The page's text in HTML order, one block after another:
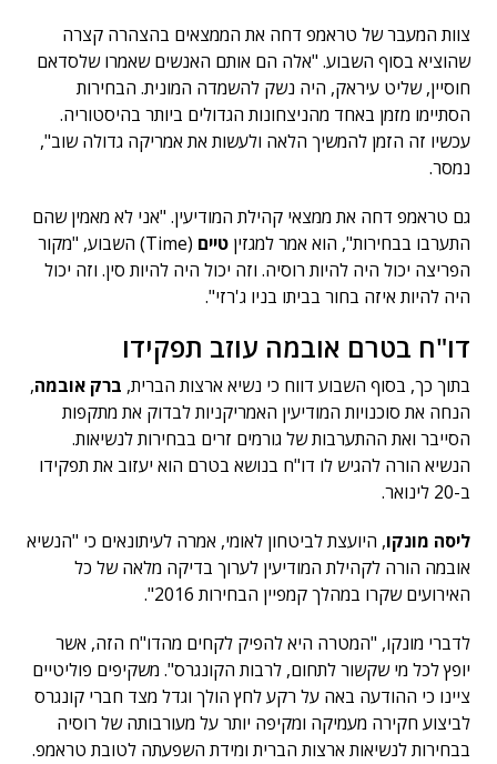
צוות המעבר של טראמפ דחה את הממצאים בהצהרה קצרה
שהוציא בסוף השבוע. "אלה הם אותם האנשים שאמרו שלסדאם
חוסיין, שליט עיראק, היה נשק להשמדה המונית. הבחירות
הסתיימו מזמן באחד מהניצחונות הגדולים ביותר בהיסטוריה.
עכשיו זה הזמן להמשיך הלאה ולעשות את אמריקה גדולה שוב",
נמסר.
גם טראמפ דחה את ממצאי קהילת המודיעין. "אני לא מאמין שהם
התערבו בבחירות", הוא אמר למגזין טיים
(Time) השבוע, "מקור
הפריצה יכול היה להיות רוסיה. וזה יכול היה להיות סין. וזה יכול
היה להיות איזה בחור בביתו בניו ג'רזי".
דו"ח בטרם אובמה עוזב תפקידו
בתוך כך, בסוף השבוע דווח כי נשיא ארצות הברית, ברק אובמה,
הנחה את סוכנויות המודיעין האמריקניות לבדוק את מתקפות
הסייבר ואת ההתערבות של גורמים זרים בבחירות לנשיאות.
הנשיא הורה להגיש לו דו"ח בנושא בטרם הוא יעזוב את תפקידו
ב-20 לינואר.
ליסה מונקו, היועצת לביטחון לאומי, אמרה לעיתונאים כי "הנשיא
אובמה הורה לקהילת המודיעין לערוך בדיקה מלאה של כל
האירועים שקרו במהלך קמפיין הבחירות 2016".
לדברי מונקו, "המטרה היא להפיק לקחים מהדו"ח הזה, אשר
יופץ לכל מי שקשור לתחום, לרבות הקונגרס". משקיפים פוליטיים
ציינו כי ההודעה באה על רקע לחץ הולך וגדל מצד חברי קונגרס
לביצוע חקירה מעמיקה ומקיפה יותר על מעורבותה של רוסיה
בבחירות לנשיאות ארצות הברית ומידת השפעתה לטובת טראמפ.